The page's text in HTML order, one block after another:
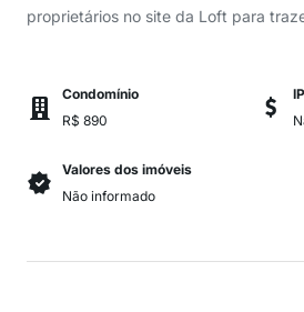
proprietários no site da Loft para
Condomínio
R$ 890
Valores dos imóveis
Não informado